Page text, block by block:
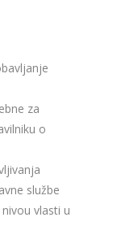
za
o
službe
vlasti u